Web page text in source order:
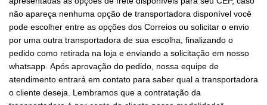
não apareça nenhuma opção de transportadora disponível você
pode escolher entre as opções dos Correios ou solicitar o envio
por uma outra transportadora de sua escolha, finalizando o
pedido como retirada na loja e enviando a solicitação em nosso
whatsapp. Após aprovação do pedido, nossa equipe de
atendimento entrará em contato para saber qual a transportadora
o cliente deseja. Lembramos que a contratação da